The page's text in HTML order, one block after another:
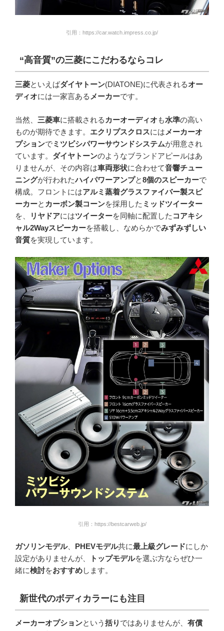
引用：https://car.watch.impress.co.jp/
“高音質”の三菱にこだわるならコレ
三菱といえばダイヤトーン(DIATONE)に代表されるオー
ディオには一家言ある メーカーです。
当然、 三菱車に搭載される カーオーディオ も水準の高い
ものが期待できます。 エクリプスクロスには メーカーオ
プションでミツビシパワーサウンドシステムが用意され
ています。 ダイヤトーンのようなブランドアピールはあ
りませんが、その内容は車両形状に合わせて音響チュー
ニングが行われたハイパワーアンプと8個のスピーカーで
構成。フロントにはアルミ蒸着グラスファイバー製スピ
ーカーと カーボン製コーンを採用した ミッドツイーター
を、
リヤドアにはツイーターを同軸に配置した コアキシ
ャル2Wayスピーカーを搭載し、なめらかでみずみずしい
音質を実現しています。
引用：https://bestcarweb.jp/
ガソリンモデル、 PHEVモデル共に最上級グレードにしか
設定がありませんが、
トップモデルを選ぶ方ならぜひ一
緒に検討をおすすめします。
新世代のボディカラーにも注目
メーカーオプションという 括り ではありませんが、 有償